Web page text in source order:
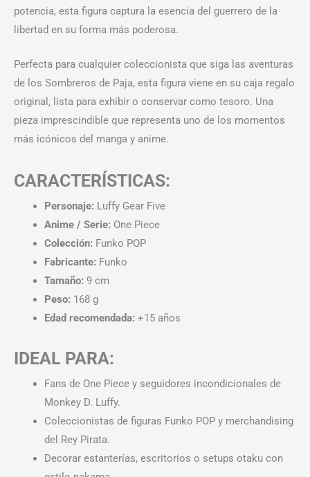
potencia, esta figura captura la esencia del guerrero de la
libertad en su forma más poderosa.
Perfecta para cualquier coleccionista que siga las aventuras
de los Sombreros de Paja, esta figura viene en su caja regalo
original, lista para exhibir o conservar como tesoro. Una
pieza imprescindible que representa uno de los momentos
más icónicos del manga y anime.
CARACTERÍSTICAS:
Personaje: Luffy Gear Five
Anime / Serie: One Piece
Colección: Funko POP
Fabricante: Funko
Tamaño: 9 cm
Peso: 168 g
Edad recomendada: +15 años
IDEAL PARA:
Fans de One Piece y seguidores incondicionales de
Monkey D. Luffy.
Coleccionistas de figuras Funko POP y merchandising
del Rey Pirata.
Decorar estanterías, escritorios o setups otaku con